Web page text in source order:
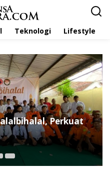
Teknologi Lifestyle
Berita
Pemkab Sumenep
Pertama untuk
Sapudi
20 Oktober 2025